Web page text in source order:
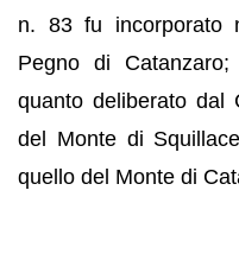
n. 83 fu incorporato
Pegno di
quanto deliberato dal
del Monte di
quello del Monte di